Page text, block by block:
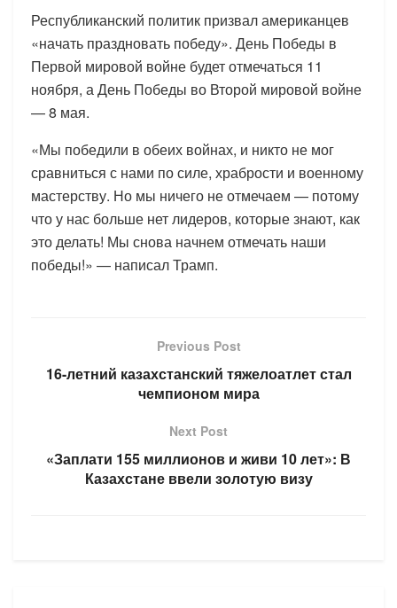
Республиканский политик призвал американцев
«начать праздновать победу». День Победы в
Первой мировой войне будет отмечаться 11
ноября, а День Победы во Второй мировой войне
— 8 мая.
«Мы победили в обеих войнах, и никто не мог
сравниться с нами по силе, храбрости и военному
мастерству. Но мы ничего не отмечаем — потому
что у нас больше нет лидеров, которые знают, как
это делать! Мы снова начнем отмечать наши
победы!» — написал Трамп.
Previous Post
16-летний казахстанский тяжелоатлет стал
чемпионом мира
Next Post
«Заплати 155 миллионов и живи 10 лет»: В
Казахстане ввели золотую визу